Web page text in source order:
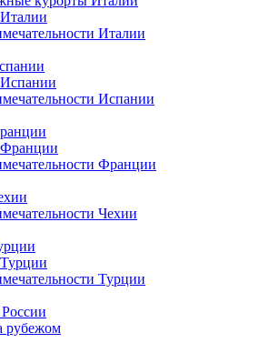
Италии
Испании
Франции
Чехии
Турции
рубежом